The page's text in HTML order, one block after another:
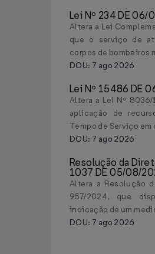
Lei Nº 234 DE 06/
Altera a Lei
que o serviço de
corpos de bombeiros
DOU: 7 ago 2026
Lei Nº 15486 DE
Altera a Lei Nº 8036/
aplicação de
Tempo de Serviço em
DOU: 7 ago 2026
Resolução da
1037 DE 05/08/
Altera a Resolução
957/2024, que
indicação de um
DOU: 7 ago 2026